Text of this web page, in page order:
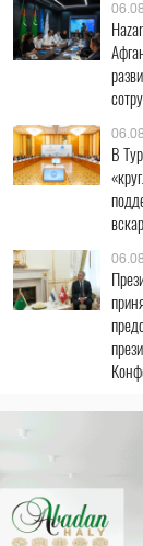
В